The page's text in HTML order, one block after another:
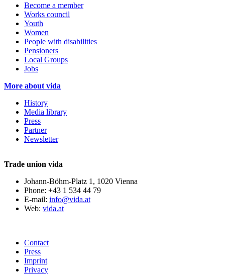
Become a member
Works council
Youth
Women
People with disabilities
Pensioners
Local Groups
Jobs
More about vida
History
Media library
Press
Partner
Newsletter
Trade union vida
Johann-Böhm-Platz 1, 1020 Vienna
Phone: +43 1 534 44 79
E-mail: info@vida.at
Web: vida.at
Contact
Press
Imprint
Privacy